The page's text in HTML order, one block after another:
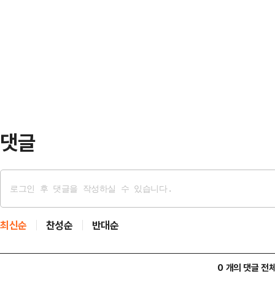
댓글
최신순 찬성순 반대순
0 개의 댓글 전